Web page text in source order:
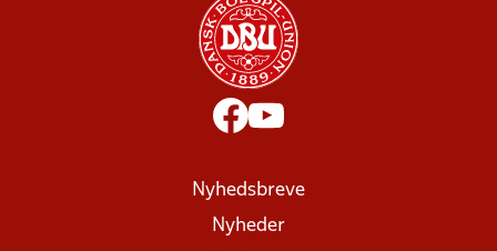
Nyhedsbreve
Nyheder